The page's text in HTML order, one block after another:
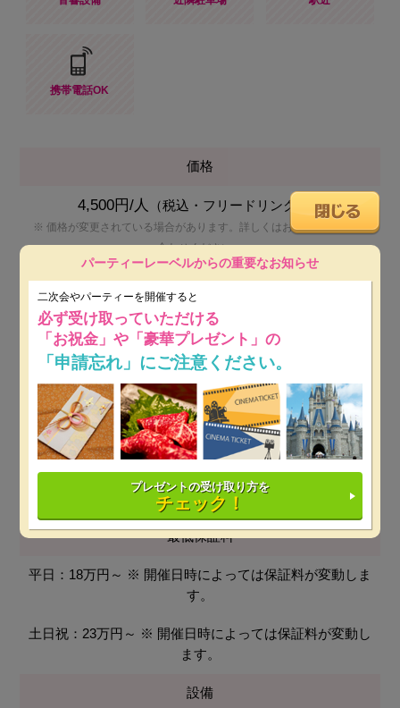
携帯電話OK
価格
4,500円/人 （税込・フリードリンク付）
※ 価格が変更されている場合があります。詳しくはお店へ直接お問い
合わせください。
人数
立食 50～150名
着席 ～100名
料理
イタリアン
会場使用料
無料
最低保証料
平日：18万円～ ※ 開催日時によっては保証料が変動しま
す。
土日祝：23万円～ ※ 開催日時によっては保証料が変動し
ます。
設備
パーティーレーベルからの重要なお知らせ
二次会やパーティーを開催すると
必ず受け取っていただける
「お祝金」や「豪華プレゼント」の
「申請忘れ」にご注意ください。
プレゼントの受け取り方を
チェック！